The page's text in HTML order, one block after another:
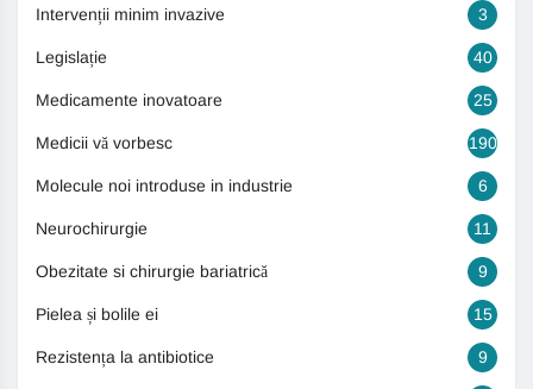
Intervenții minim invazive 3
Legislație 40
Medicamente inovatoare 25
Medicii vă vorbesc 190
Molecule noi introduse in industrie 6
Neurochirurgie 11
Obezitate si chirurgie bariatrică 9
Pielea și bolile ei 15
Rezistența la antibiotice 9